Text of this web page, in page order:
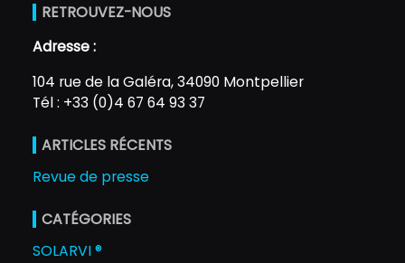
RETROUVEZ-NOUS
Adresse :
104 rue de la Galéra, 34090 Montpellier
Tél : +33 (0)4 67 64 93 37
ARTICLES RÉCENTS
Revue de presse
CATÉGORIES
SOLARVI ®